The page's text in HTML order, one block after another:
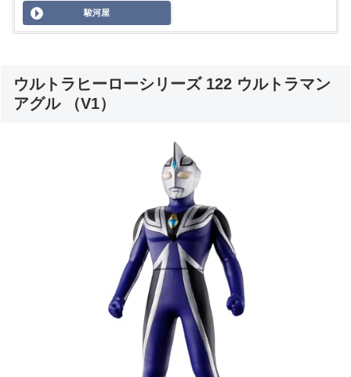
駿河屋
ウルトラヒーローシリーズ 122 ウルトラマン
アグル （V1）